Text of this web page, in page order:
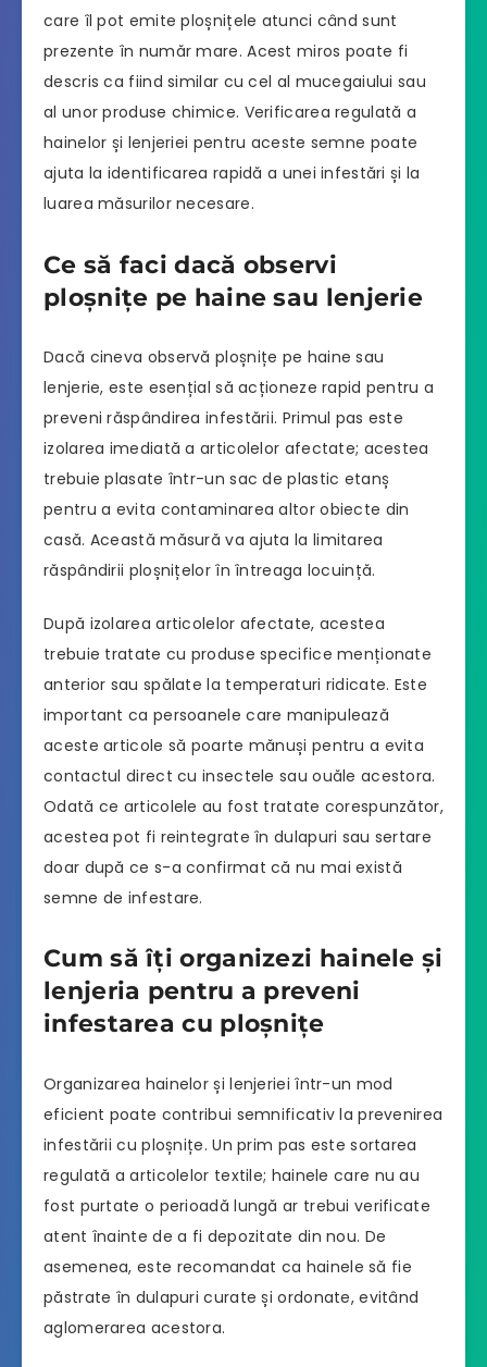
care îl pot emite ploșnițele atunci când sunt
prezente în număr mare. Acest miros poate fi
descris ca fiind similar cu cel al mucegaiului sau
al unor produse chimice. Verificarea regulată a
hainelor și lenjeriei pentru aceste semne poate
ajuta la identificarea rapidă a unei infestări și la
luarea măsurilor necesare.
Ce să faci dacă observi
ploșnițe pe haine sau lenjerie
Dacă cineva observă ploșnițe pe haine sau
lenjerie, este esențial să acționeze rapid pentru a
preveni răspândirea infestării. Primul pas este
izolarea imediată a articolelor afectate; acestea
trebuie plasate într-un sac de plastic etanș
pentru a evita contaminarea altor obiecte din
casă. Această măsură va ajuta la limitarea
răspândirii ploșnițelor în întreaga locuință.
După izolarea articolelor afectate, acestea
trebuie tratate cu produse specifice menționate
anterior sau spălate la temperaturi ridicate. Este
important ca persoanele care manipulează
aceste articole să poarte mănuși pentru a evita
contactul direct cu insectele sau ouăle acestora.
Odată ce articolele au fost tratate corespunzător,
acestea pot fi reintegrate în dulapuri sau sertare
doar după ce s-a confirmat că nu mai există
semne de infestare.
Cum să îți organizezi hainele și
lenjeria pentru a preveni
infestarea cu ploșnițe
Organizarea hainelor și lenjeriei într-un mod
eficient poate contribui semnificativ la prevenirea
infestării cu ploșnițe. Un prim pas este sortarea
regulată a articolelor textile; hainele care nu au
fost purtate o perioadă lungă ar trebui verificate
atent înainte de a fi depozitate din nou. De
asemenea, este recomandat ca hainele să fie
păstrate în dulapuri curate și ordonate, evitând
aglomerarea acestora.